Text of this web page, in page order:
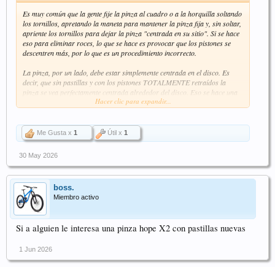
Es muy común que la gente fije la pinza al cuadro o a la horquilla soltando
los tornillos, apretando la maneta para mantener la pinza fija y, sin soltar,
apriente los tornillos para dejar la pinza "centrada en su sitio". Si se hace
eso para eliminar roces, lo que se hace es provocar que los pistones se
descentren más, por lo que es un procedimiento incorrecto.
La pinza, por un lado, debe estar simplemente centrada en el disco. Es
decir, que sin pastillas y con los pistones TOTALMENTE retraídos la
pinza se vea perfectamente centrada alrededor del disco. Eso se hace una
vez en la vida y no se vuelve a tocar (a no ser que cambies la rueda y
Cuando el freno empieza a rozar, lo puede hacer por cuatro motivos:
1- Se ha doblado el disco
2- Se han descentrado los pistones
3- El disco, las pastillas o ambos están demasiado gastados y los pistones
no trabajan correctamente
4- Un pistón se ha torcido en la pinza (suele ser por el motivo 3) y por eso
no vuelve bien
Obviamente, si se ha doblado el disco, hay que enderezarlo, y si se ha
gastado demasiado el disco o las pastillas, hay que cambiarlos.
del otro, o quizás solo uno de los cuatro) lo que hay que hacer es devolver
los pistones a su posición correcta de trabajo, no mover la pinza. La pinza
Hacer clic para expandir...
Me Gusta x 1 Útil x 1
30 May 2026
boss.
Miembro activo
Si a alguien le interesa una pinza hope X2 con pastillas nuevas
1 Jun 2026